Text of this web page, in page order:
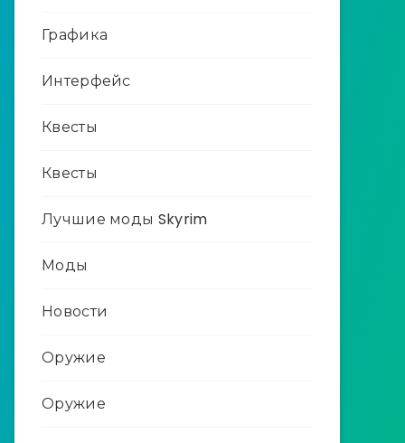
Графика
Интерфейс
Квесты
Квесты
Лучшие моды Skyrim
Моды
Новости
Оружие
Оружие